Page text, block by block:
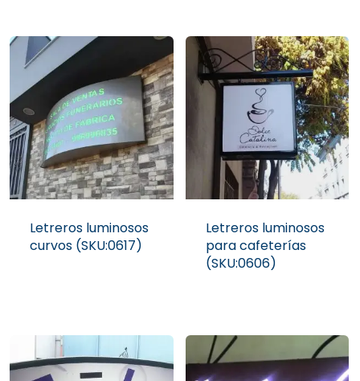
Letreros luminosos
curvos (SKU:0617)
Letreros luminosos
para cafeterías
(SKU:0606)